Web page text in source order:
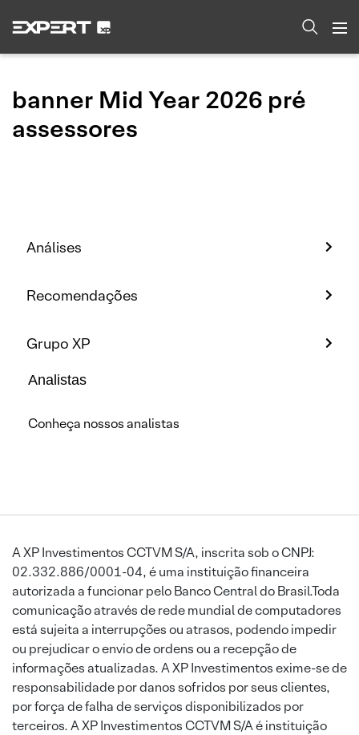
banner Mid Year 2026 pré
assessores
Análises
Recomendações
Grupo XP
Analistas
Conheça nossos analistas
A XP Investimentos CCTVM S/A, inscrita sob o CNPJ:
02.332.886/0001-04, é uma instituição financeira
autorizada a funcionar pelo Banco Central do Brasil.Toda
comunicação através de rede mundial de computadores
está sujeita a interrupções ou atrasos, podendo impedir
ou prejudicar o envio de ordens ou a recepção de
informações atualizadas. A XP Investimentos exime-se de
responsabilidade por danos sofridos por seus clientes,
por força de falha de serviços disponibilizados por
terceiros. A XP Investimentos CCTVM S/A é instituição